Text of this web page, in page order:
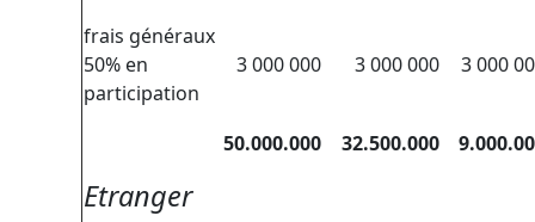
frais généraux
50% en
participation
3 000 000 3 000 000 3 000
50.000.000 32.500.000
Etranger